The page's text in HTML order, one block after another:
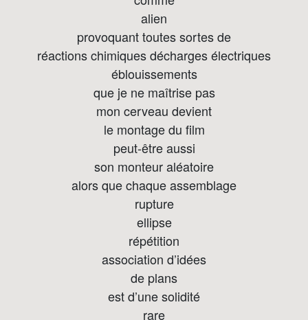
alien
provoquant toutes sortes de
réactions chimiques décharges électriques
éblouissements
que je ne maîtrise pas
mon cerveau devient
le montage du film
peut-être aussi
son monteur aléatoire
alors que chaque assemblage
rupture
ellipse
répétition
association d’idées
de plans
est d’une solidité
rare